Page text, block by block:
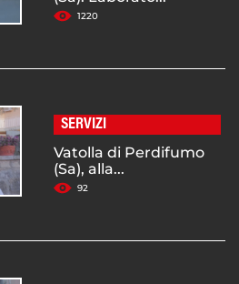
1220
SERVIZI
Vatolla di Perdifumo
(Sa), alla...
92